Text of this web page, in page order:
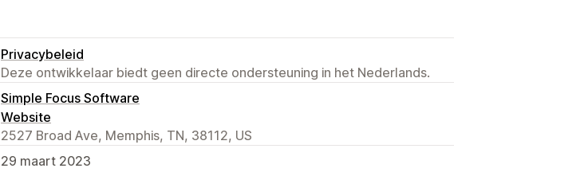
Privacybeleid
Deze ontwikkelaar biedt geen directe ondersteuning in het Nederlands.
Simple Focus Software
Website
2527 Broad Ave, Memphis, TN, 38112, US
29 maart 2023